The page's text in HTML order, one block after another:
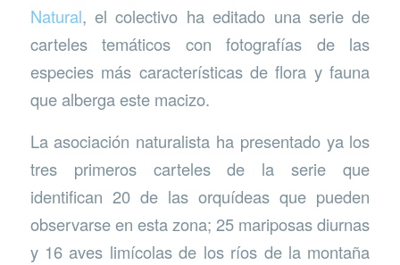
Natural, el colectivo ha editado una serie de
carteles temáticos con fotografías de las
especies más características de flora y fauna
que alberga este macizo.
La asociación naturalista ha presentado ya los
tres primeros carteles de la serie que
identifican 20 de las orquídeas que pueden
observarse en esta zona; 25 mariposas diurnas
y 16 aves limícolas de los ríos de la montaña